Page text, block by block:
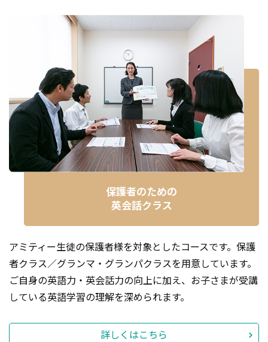
保護者のための
英会話クラス
アミティー生徒の保護者様を対象としたコースです。保護
者クラス／グランマ・グランパクラスを用意しています。
ご自身の英語力・英会話力の向上に加え、お子さまが受講
している英語学習の理解を深められます。
詳しくはこちら